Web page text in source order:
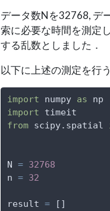
データ数Nを32768, デ
索に必要な時間を測定
する乱数としました．
以下に上述の測定を行
import numpy as np
import timeit
from scipy.spatial
N = 32768
n = 32
result = []